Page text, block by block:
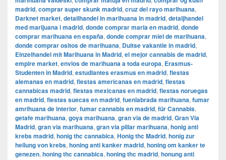
madrid, comprar super skunk madrid, cruz del rayo marihuana,
Darknet market, detailhandel in marihuana in madrid, detaljhandel
med marijuana i madrid, donde comprar maria en madrid, donde
comprar marihuana en españa, donde comprar miel de marihuana,
donde comprar ositos de marihuana, Duitse vakantie in madrid,
Einzelhandel mit Marihuana in Madrid, el mejor cannabis de madrid,
empire market, envios de marihuana a toda europa, Erasmus-
Studenten in Madrid, estudiantes erasmus en madrid, fiestas
alemanas en madrid, fiestas americanas en madrid, fiestas
cannabicas madrid, fiestas mexicanas en madrid, fiestas noruegas
en madrid, fiestas suecas en madrid, fuenlabrada marihuana, fumar
amrihuana de interior, fumar cannabis en madrid, für Cannabis,
getafe marihuana, goya marihuana, gran via de madrid, ​​Gran Via
Madrid, gran via marihuana, gran via pillar marihuana, honig anti
krebs madrid, honig thc cannabica, Honig thc Madrid, honig zur
heilung von krebs, honing anti kanker madrid, honing om kanker te
genezen, honing thc cannabica, honing thc madrid, honung anti